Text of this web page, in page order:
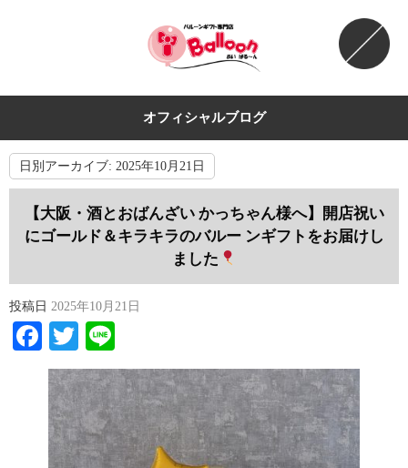
オフィシャルブログ
日別アーカイブ: 2025年10月21日
【大阪・酒とおばんざい かっちゃん様へ】開店祝い
にゴールド＆キラキラのバルー ンギフトをお届けし
ました
投稿日 2025年10月21日
Facebook
Twitter